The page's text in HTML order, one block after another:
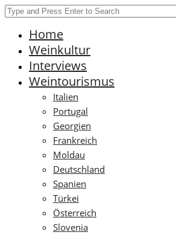
Home
Weinkultur
Interviews
Weintourismus
Italien
Portugal
Georgien
Frankreich
Moldau
Deutschland
Spanien
Türkei
Österreich
Slovenia